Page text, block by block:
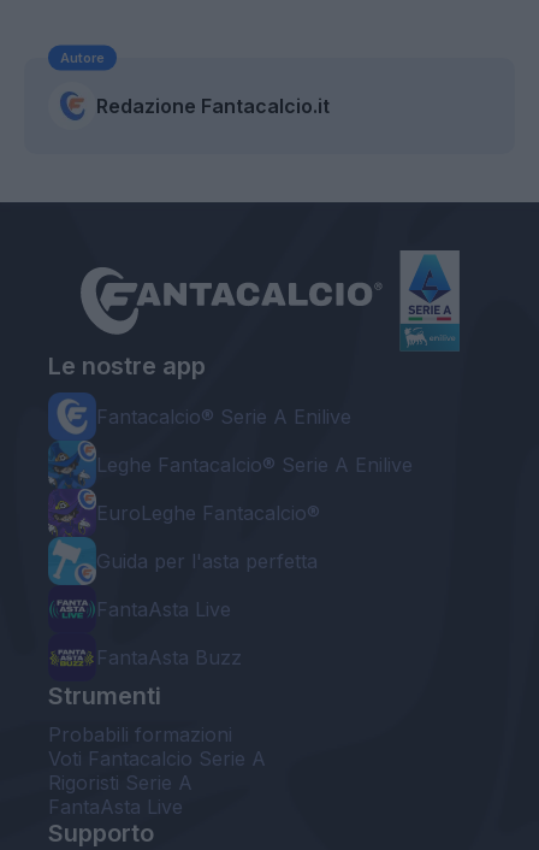
Autore
Redazione Fantacalcio.it
Le nostre app
Fantacalcio® Serie A Enilive
Leghe Fantacalcio® Serie A Enilive
EuroLeghe Fantacalcio®
Guida per l'asta perfetta
FantaAsta Live
FantaAsta Buzz
Strumenti
Probabili formazioni
Voti Fantacalcio Serie A
Rigoristi Serie A
FantaAsta Live
Supporto